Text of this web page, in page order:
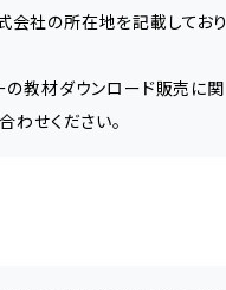
会社の所在地を記載しており
の教材ダウンロード販売に関
わせください。